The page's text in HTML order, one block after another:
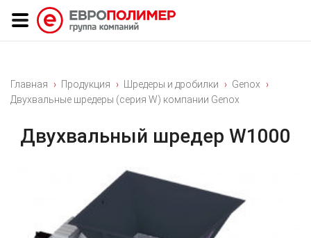
Главная Продукция Шредеры и дробилки
Genox
Двухвальные шредеры (серия W) компании Genox
Двухвальный шредер W1000